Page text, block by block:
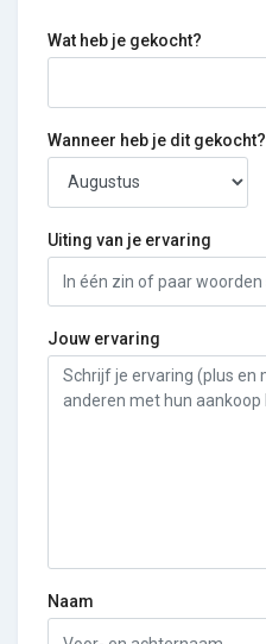
Wat heb je gekocht?
Wanneer heb je dit gekocht?
Uiting van je ervaring
Jouw ervaring
Naam